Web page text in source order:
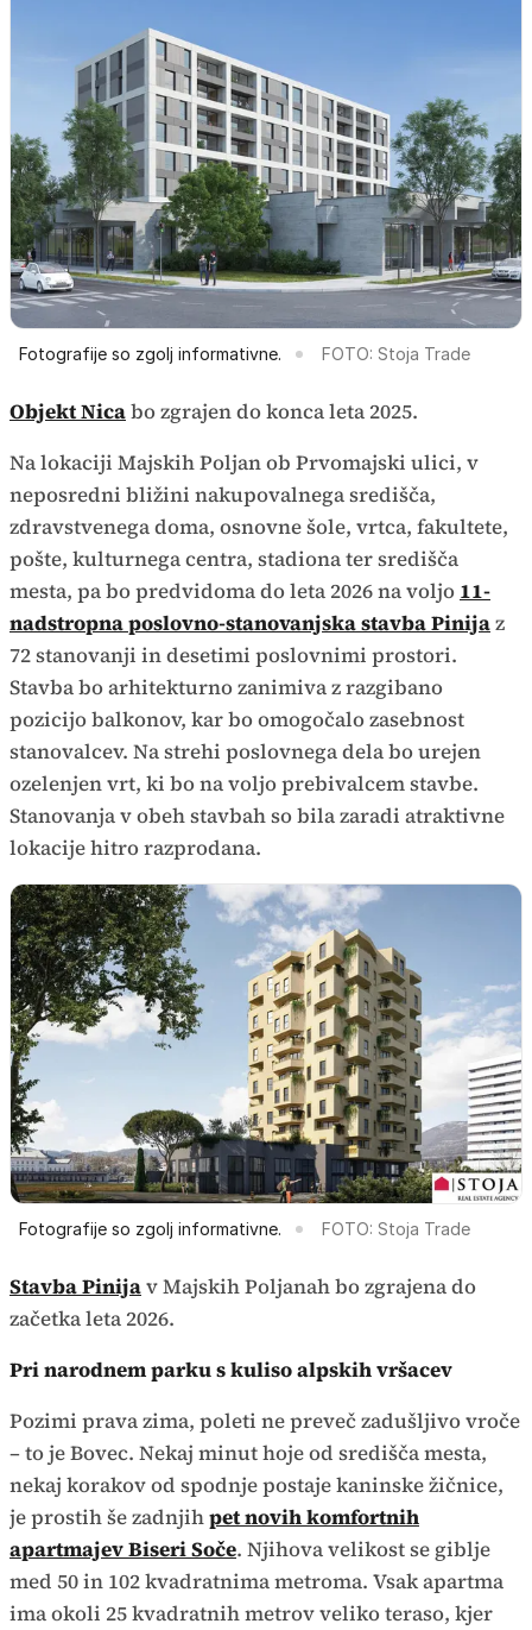
Fotografije so zgolj informativne. FOTO: Stoja Trade
Objekt Nicabo zgrajen do konca leta 2025.
Na lokaciji Majskih Poljan ob Prvomajski ulici, v
neposredni bližini nakupovalnega središča,
zdravstvenega doma, osnovne šole, vrtca, fakultete,
pošte, kulturnega centra, stadiona ter središča
mesta, pa bo predvidoma do leta 2026 na voljo 11-
nadstropna poslovno-stanovanjska stavba Pinijaz
72 stanovanji in desetimi poslovnimi prostori.
Stavba bo arhitekturno zanimiva z razgibano
pozicijo balkonov, kar bo omogočalo zasebnost
stanovalcev. Na strehi poslovnega dela bo urejen
ozelenjen vrt, ki bo na voljo prebivalcem stavbe.
Stanovanja v obeh stavbah so bila zaradi atraktivne
lokacije hitro razprodana.
Fotografije so zgolj informativne. FOTO: Stoja Trade
Stavba Pinijav Majskih Poljanah bo zgrajena do
začetka leta 2026.
Pri narodnem parku s kuliso alpskih vršacev
Pozimi prava zima, poleti ne preveč zadušljivo vroče
– to je Bovec. Nekaj minut hoje od središča mesta,
nekaj korakov od spodnje postaje kaninske žičnice,
je prostih še zadnjihpet novih komfortnih
apartmajev Biseri Soče. Njihova velikost se giblje
med 50 in 102 kvadratnima metroma. Vsak apartma
ima okoli 25 kvadratnih metrov veliko teraso, kjer